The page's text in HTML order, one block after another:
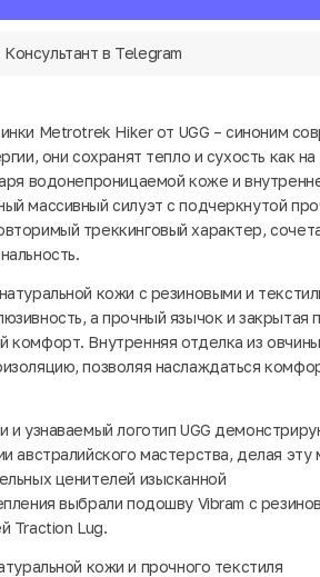
Консультант в Telegram
Metrotrek Hiker от UGG – синоним
они сохранят тепло и сухость как
водонепроницаемой коже и
массивный силуэт с подчеркнутой
треккинговый характер,
кожи с резиновыми и
а прочный язычок и закрытая
комфорт. Внутренняя отделка из овчины
позволяя наслаждаться
и узнаваемый логотип UGG
австралийского мастерства, делая эту
ценителей изысканной
выбрали подошву Vibram с
Traction Lug.
кожи и прочного текстиля